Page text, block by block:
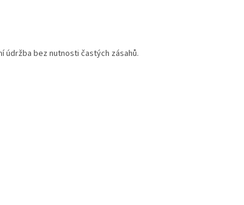
údržba bez nutnosti častých zásahů.